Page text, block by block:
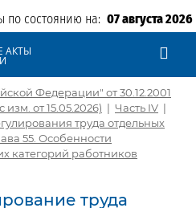
по состоянию на: 07 августа 2026
АКТЫ
Федерации" от 30.12.2001
изм. от 15.05.2026) | Часть IV |
труда отдельных
55. Особенности
категорий работников
труда